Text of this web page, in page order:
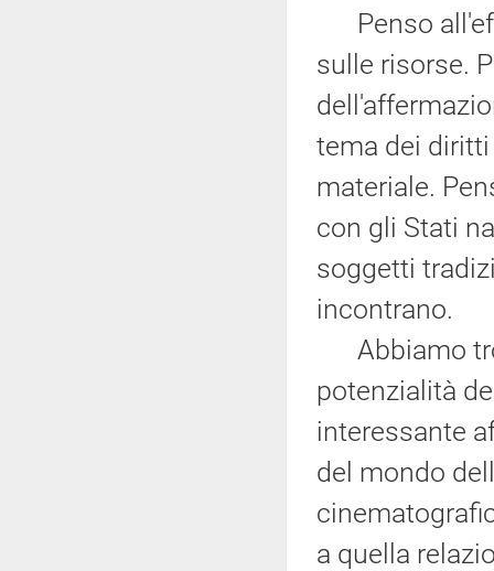
Penso
sulle risorse.
tema dei
materiale.
con gli Stati
soggetti
incontrano.
Abbiamo
potenzialità
interessante
del mondo
a quella